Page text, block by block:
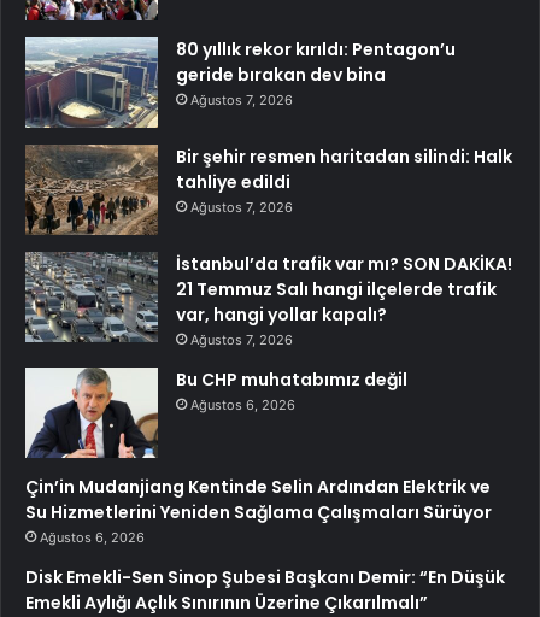
80 yıllık rekor kırıldı: Pentagon’u
geride bırakan dev bina
Ağustos 7, 2026
Bir şehir resmen haritadan silindi: Halk
tahliye edildi
Ağustos 7, 2026
İstanbul’da trafik var mı? SON DAKİKA!
21 Temmuz Salı hangi ilçelerde trafik
var, hangi yollar kapalı?
Ağustos 7, 2026
Bu CHP muhatabımız değil
Ağustos 6, 2026
Çin’in Mudanjiang Kentinde Selin Ardından Elektrik ve
Su Hizmetlerini Yeniden Sağlama Çalışmaları Sürüyor
Ağustos 6, 2026
Disk Emekli-Sen Sinop Şubesi Başkanı Demir: “En Düşük
Emekli Aylığı Açlık Sınırının Üzerine Çıkarılmalı”